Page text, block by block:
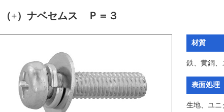
（+）ナベセムス Ｐ＝３
材質
鉄、黄銅、
表面処理
生地、ユニ